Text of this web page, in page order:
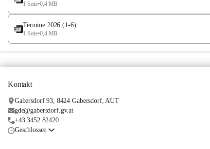
1 Seite•0,4 MB
Termine 2026 (1-6)
1 Seite•0,4 MB
Kontakt
Gabersdorf 93, 8424 Gabersdorf, AUT
gde@gabersdorf.gv.at
+43 3452 82420
Geschlossen